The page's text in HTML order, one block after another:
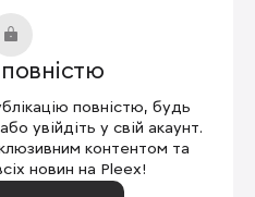
у резерв і
Пабло Монтоя та
показовим двигуном
для участі в
повністю, будь
увійдіть у свій акаунт.
контентом та
новин на Pleex!